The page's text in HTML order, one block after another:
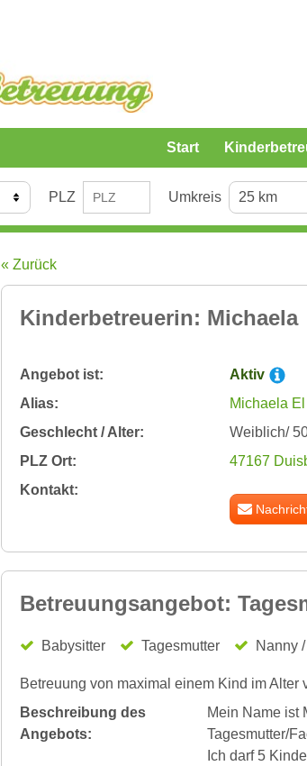
Start
PLZ Umkreis
« Zurück
Kinderbetreuerin: Michaela
Angebot ist:
Aktiv
Alias:
Michaela El
Geschlecht / Alter:
Weiblich/
PLZ Ort:
47167
Kontakt:
Betreuungsangebot:
Babysitter Tagesmutter Nanny
Betreuung von maximal einem Kind im Alter
Beschreibung des
Angebots:
Mein Name ist
Tagesmutter/
Ich darf 5